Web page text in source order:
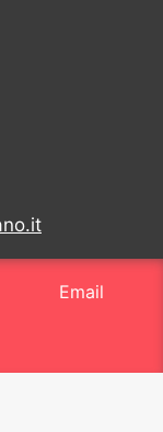
Email